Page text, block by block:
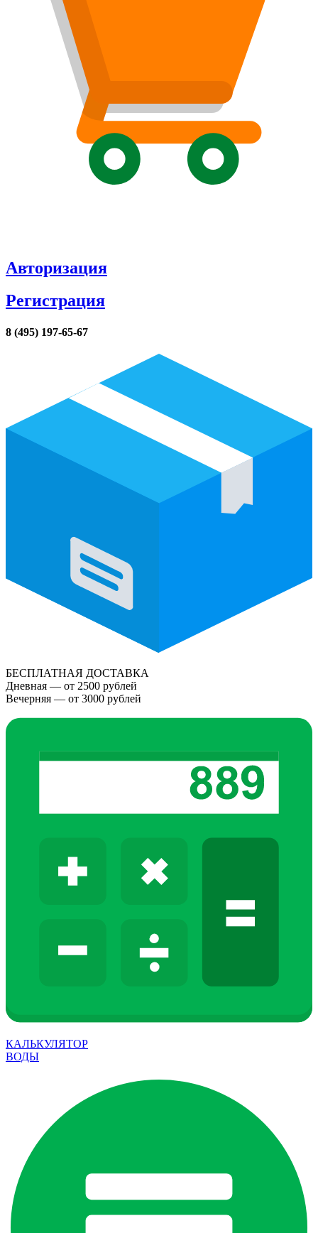
Авторизация
Регистрация
8 (495) 197-65-67
БЕСПЛАТНАЯ ДОСТАВКА
Дневная — от 2500 рублей
Вечерняя — от 3000 рублей
КАЛЬКУЛЯТОР
ВОДЫ